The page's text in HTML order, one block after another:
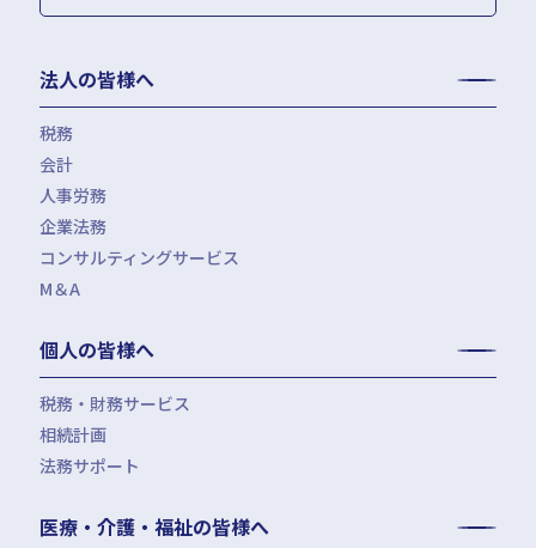
法人の皆様へ
税務
月次決算・税務顧問・税務申告書作成
税務調査対応（会計・税務）
税務セカンドオピニオン
組織再編税制・国際税務
四半期決算サポート
会計
BPO・会計アウトソーシング
会社設立（スタートアップサポート）・クラウド会計導入
決算開示書類（有報・短信等）作成・IFRS対応サポート
人事労務
人事労務アウトソーシング（給与計算・社会保険手続）
労使トラブル対応
労務デューデリジェンス・労務コンプライアンス調査
企業法務
企業法務・法務顧問・事業再生・債権回収
コンサルティングサービス
FAS（財務デューデリジェンス・株価算定・PPA）
IPOコンサルティング
企業再編コンサルティング
補助金・助成金申請・建設許認可等
公益法人会計サービス
M＆A
個人の皆様へ
税務・財務サービス
相続税申告・贈与税申告
所得税確定申告
資産管理会社設立
相続計画
遺言書作成・家族信託・後見人
法務サポート
医療・介護・福祉の皆様へ